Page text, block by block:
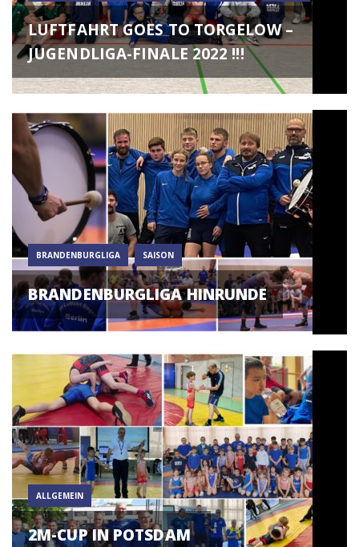
LUFTFAHRT GOES TO TORGELOW –
JUGENDLIGA-FINALE 2022 !!!
BRANDENBURGLIGA SAISON
BRANDENBURGLIGA HINRUNDE
ALLGEMEIN
2M-CUP IN POTSDAM